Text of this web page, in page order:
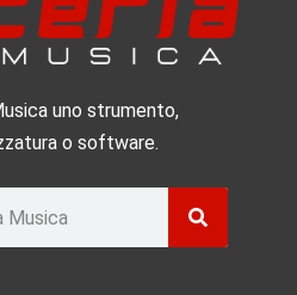
uno strumento,
o software.